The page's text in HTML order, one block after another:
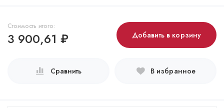
Стоимость итого:
3 900,61 ₽ Добавить в корзину
Сравнить В избранное